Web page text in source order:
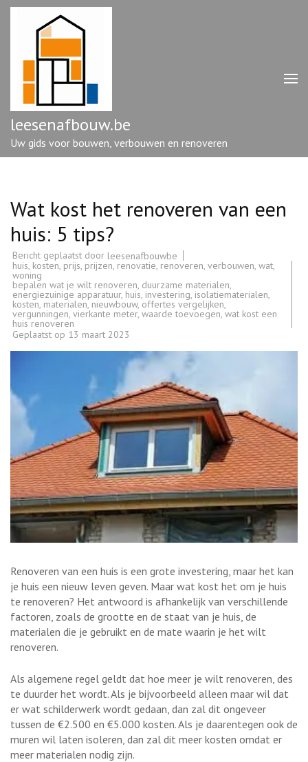
Ga
enter)
leesenafbouw.be
Uw gids voor bouwen, verbouwen en renoveren
Wat kost het renoveren van een
huis: 5 tips?
Bericht geplaatst door leesenafbouwbe
huis, kosten, prijs, prijzen, renovatie, renoveren, verbouwen, wat,
woning
bepalen wat je wilt renoveren, duurzame materialen,
energiezuinige apparatuur, huis, investering, isolatiematerialen,
kosten, materialen, nieuwbouw, offertes vergelijken,
vergunningen, vierkante meter, waarde toevoegen, wat kost een
huis renoveren
Geplaatst op 13 maart 2023
Renoveren van een huis is een grote investering, maar het kan
je huis een nieuw leven geven. Maar wat kost het om je huis
te renoveren? Het antwoord is afhankelijk van verschillende
factoren, zoals de grootte en de staat van je huis, de
materialen die je gebruikt en de mate waarin je het wilt
renoveren.
Als algemene regel geldt dat hoe meer je wilt renoveren, des
te duurder het wordt. Als je bijvoorbeeld alleen maar wil dat
er wat schilderwerk wordt gedaan, dan zal dit ongeveer
tussen de €2.500 en €5.000 kosten. Als je daarentegen ook de
muren wil laten isoleren, dan zal dit meer kosten omdat er
meer materialen nodig zijn.